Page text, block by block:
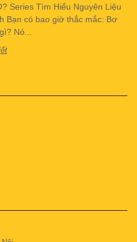
Series Tìm Hiểu Nguyên Liệu
Bạn có bao giờ thắc mắc: Bơ
Nó...